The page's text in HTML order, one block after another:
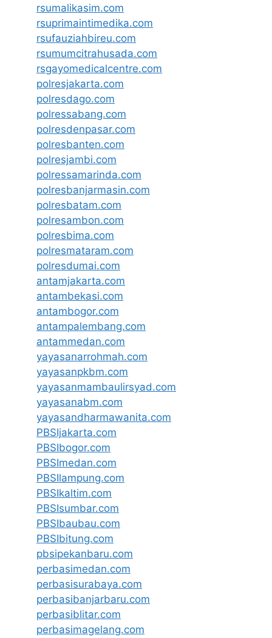
rsumalikasim.com
rsuprimaintimedika.com
rsufauziahbireu.com
rsumumcitrahusada.com
rsgayomedicalcentre.com
polresjakarta.com
polresdago.com
polressabang.com
polresdenpasar.com
polresbanten.com
polresjambi.com
polressamarinda.com
polresbanjarmasin.com
polresbatam.com
polresambon.com
polresbima.com
polresmataram.com
polresdumai.com
antamjakarta.com
antambekasi.com
antambogor.com
antampalembang.com
antammedan.com
yayasanarrohmah.com
yayasanpkbm.com
yayasanmambaulirsyad.com
yayasanabm.com
yayasandharmawanita.com
PBSIjakarta.com
PBSIbogor.com
PBSImedan.com
PBSIlampung.com
PBSIkaltim.com
PBSIsumbar.com
PBSIbaubau.com
PBSIbitung.com
pbsipekanbaru.com
perbasimedan.com
perbasisurabaya.com
perbasibanjarbaru.com
perbasiblitar.com
perbasimagelang.com